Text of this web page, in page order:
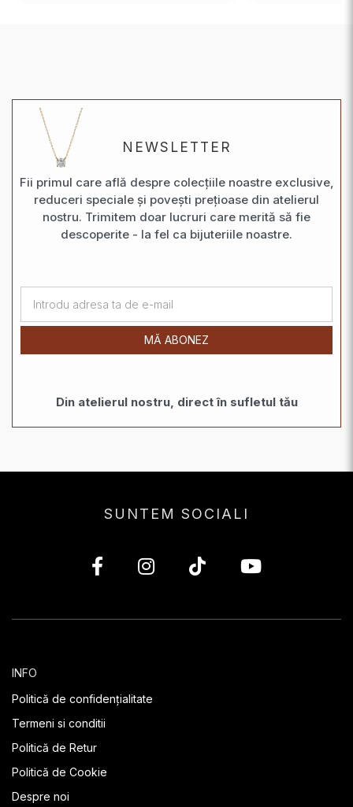
NEWSLETTER
Fii primul care află despre colecțiile noastre exclusive,
reduceri speciale și povești prețioase din atelierul
nostru. Trimitem doar lucruri care merită să fie
descoperite - la fel ca bijuteriile noastre.
MĂ ABONEZ
Din atelierul nostru, direct în sufletul tău
SUNTEM SOCIALI
INFO
Politică de confidențialitate
Termeni si conditii
Politică de Retur
Politică de Cookie
Despre noi